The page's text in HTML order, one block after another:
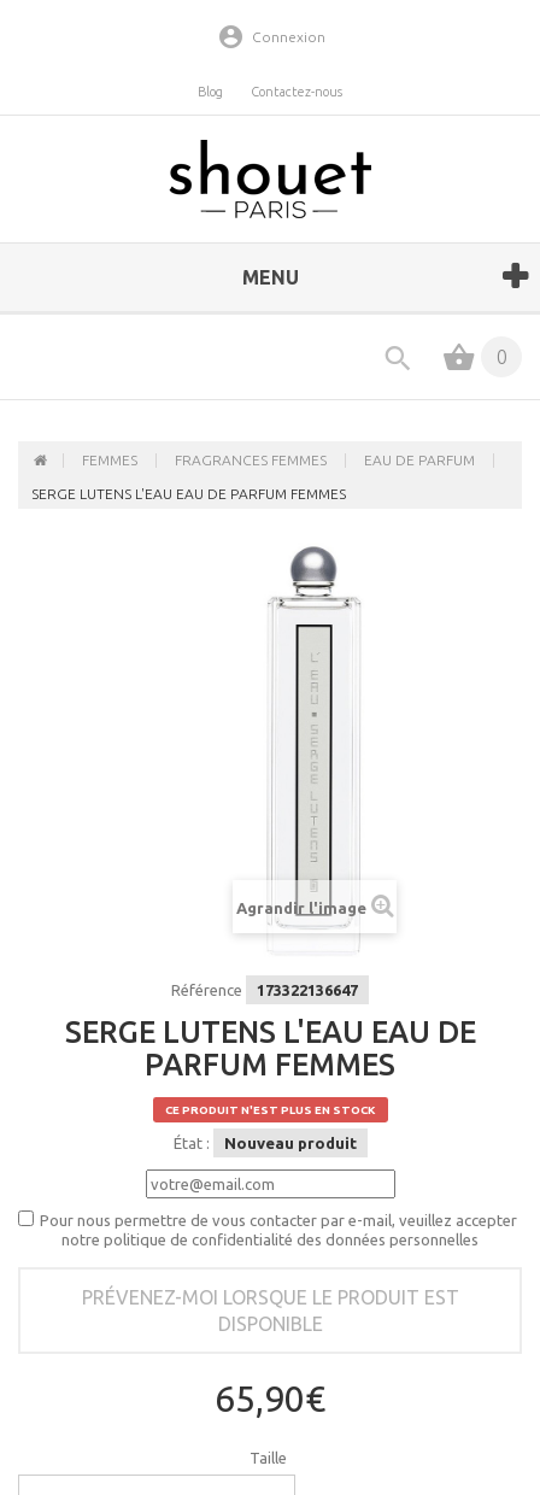
Connexion
Blog Contactez-nous
MENU
0
FEMMES FRAGRANCES FEMMES EAU DE PARFUM
SERGE LUTENS L'EAU EAU DE PARFUM FEMMES
Agrandir l'image
Référence 173322136647
SERGE LUTENS L'EAU EAU DE
PARFUM FEMMES
CE PRODUIT N'EST PLUS EN STOCK
État : Nouveau produit
Pour nous permettre de vous contacter par e-mail, veuillez accepter
notre politique de confidentialité des données personnelles
PRÉVENEZ-MOI LORSQUE LE PRODUIT EST
DISPONIBLE
65,90€
Taille